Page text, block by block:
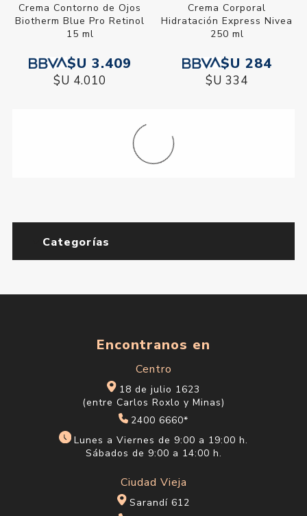
Crema Contorno de Ojos
Biotherm Blue Pro Retinol
15 ml
$U 3.409
$U 4.010
Crema Corporal
Hidratación Express Nivea
250 ml
$U 284
$U 334
Hidratación Express Nivea
$U 465
Nutritiva Nivea 250 ml
$U 334
Nutritiva Nivea 400 ml
$U 465
Coco Cooler 50 ml
$U 575
Crema de Manos Haan Fig
Crema de Noche Loreal
Hialuronico 50 ml
$U 1.629